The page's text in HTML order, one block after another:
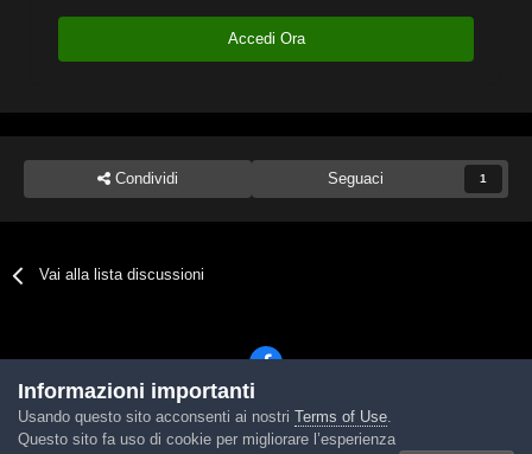
Accedi Ora
Condividi Seguaci 1
Vai alla lista discussioni
Lingua Tema Contattaci Cookies
Informazioni importanti
Usando questo sito acconsenti ai nostri Terms of Use.
Questo sito fa uso di cookie per migliorare l’esperienza